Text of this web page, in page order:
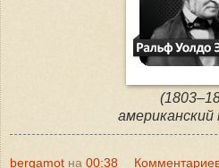
американский
bergamot на 00:38